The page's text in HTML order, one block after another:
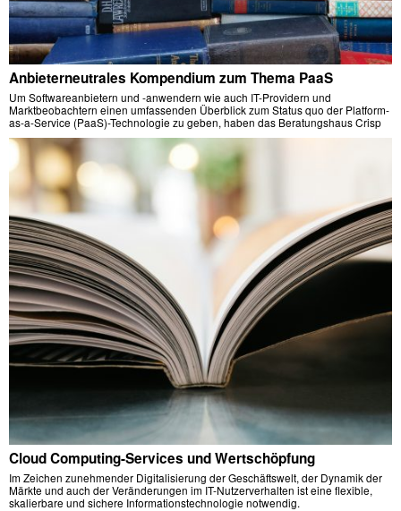
Anbieterneutrales Kompendium zum Thema PaaS
Um Softwareanbietern und -anwendern wie auch IT-Providern und
Marktbeobachtern einen umfassenden Überblick zum Status quo der Platform-
as-a-Service (PaaS)-Technologie zu geben, haben das Beratungshaus Crisp
Cloud Computing-Services und Wertschöpfung
Im Zeichen zunehmender Digitalisierung der Geschäftswelt, der Dynamik der
Märkte und auch der Veränderungen im IT-Nutzerverhalten ist eine flexible,
skalierbare und sichere Informationstechnologie notwendig.